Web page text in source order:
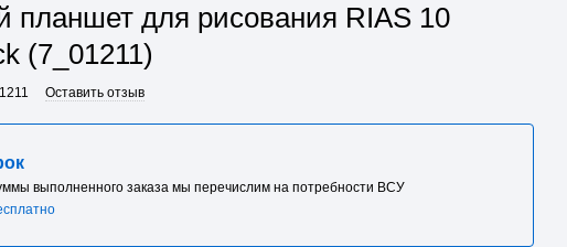
планшет для рисования RIAS 10
(7_01211)
Оставить отзыв
выполненного заказа мы перечислим на потребности BCУ